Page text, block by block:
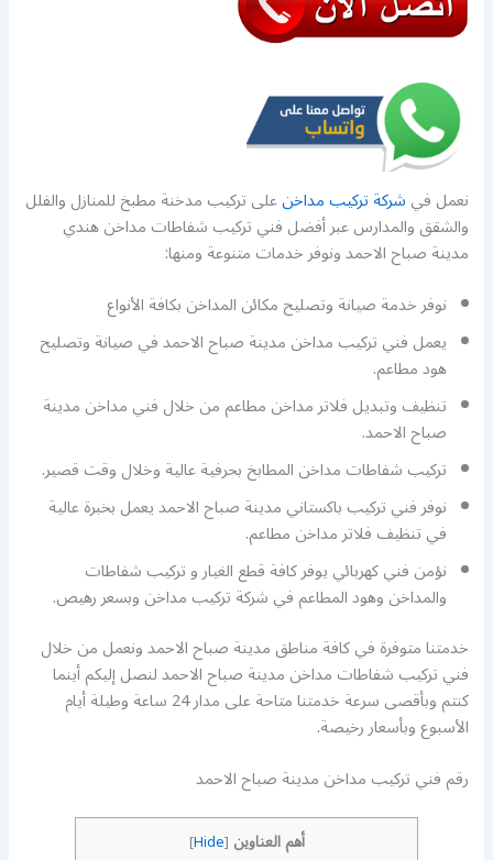
نعمل فيشركة تركيب مداخنعلى تركيب مدخنة مطبخ للمنازل والفلل
والشقق والمدارس عبر أفضل فني تركيب شفاطات مداخن هندي
مدينة صباح الاحمد ونوفر خدمات متنوعة ومنها:
نوفر خدمة صيانة وتصليح مكائن المداخن بكافة الأنواع
يعمل فني تركيب مداخن مدينة صباح الاحمد في صيانة وتصليح
هود مطاعم.
تنظيف وتبديل فلاتر مداخن مطاعم من خلال فني مداخن مدينة
صباح الاحمد.
تركيب شفاطات مداخن المطابخ بحرفية عالية وخلال وقت قصير.
نوفر فني تركيب باكستاني مدينة صباح الاحمد يعمل بخبرة عالية
في تنظيف فلاتر مداخن مطاعم.
نؤمن فني كهربائي يوفر كافة قطع الغيار و تركيب شفاطات
والمداخن وهود المطاعم في شركة تركيب مداخن وبسعر رهيص.
خدمتنا متوفرة في كافة مناطق مدينة صباح الاحمد ونعمل من خلال
فني تركيب شفاطات مداخن مدينة صباح الاحمد لنصل إليكم أينما
كنتم وبأقصى سرعة خدمتنا متاحة على مدار 24 ساعة وطيلة أيام
الأسبوع وبأسعار رخيصة.
رقم فني تركيب مداخن مدينة صباح الاحمد
أهم العناوين [
Hide
]